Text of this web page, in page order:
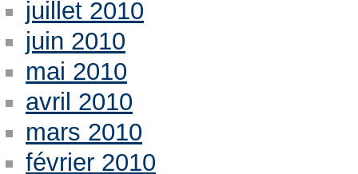
juillet 2010
juin 2010
mai 2010
avril 2010
mars 2010
février 2010